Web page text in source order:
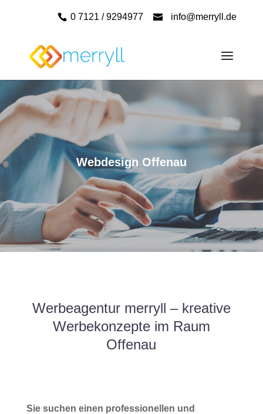
0 7121 / 9294977 info@merryll.de
Webdesign Offenau
Werbeagentur merryll – kreative
Werbekonzepte im Raum
Offenau
Sie suchen einen professionellen und